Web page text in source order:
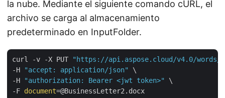
la nube. Mediante el siguiente comando cURL, el
archivo se carga al almacenamiento
predeterminado en InputFolder.
curl -v -X PUT
"https://api.aspose.cloud/v4.0/
-H
"accept: application/json"
\
-H
"authorization: Bearer <jwt token>"
\
-F document